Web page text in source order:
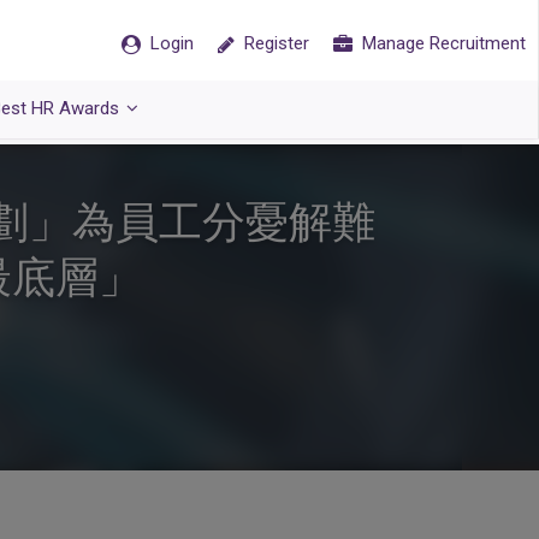
Login Register Manage Recruitment
HR Awards
」為員工分憂解難
層」